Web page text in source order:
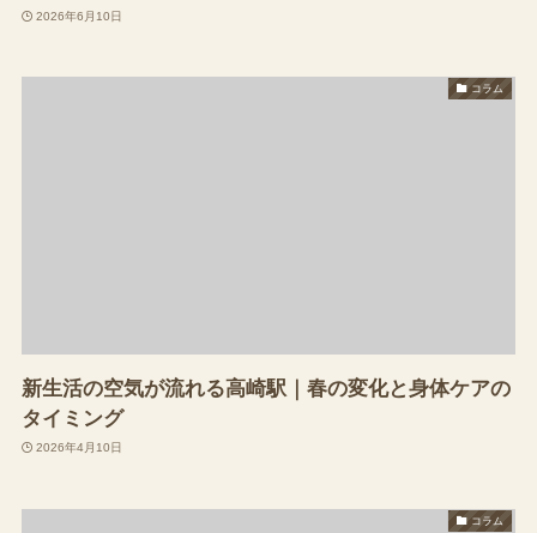
2026年6月10日
コラム
新生活の空気が流れる高崎駅｜春の変化と身体ケアの
タイミング
2026年4月10日
コラム